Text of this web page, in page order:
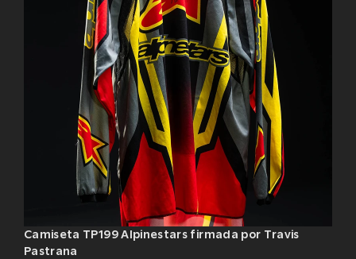
Camiseta TP199 Alpinestars firmada por Travis
Pastrana